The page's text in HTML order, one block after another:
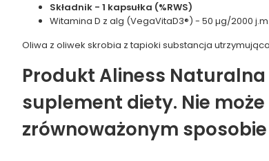
Składnik - 1 kapsułka (%RWS)
Witamina D z alg (VegaVitaD3®) - 50 µg/2000
Oliwa z oliwek skrobia z tapioki substancja
Produkt Aliness Naturalna
suplement diety. Nie
zrównoważonym